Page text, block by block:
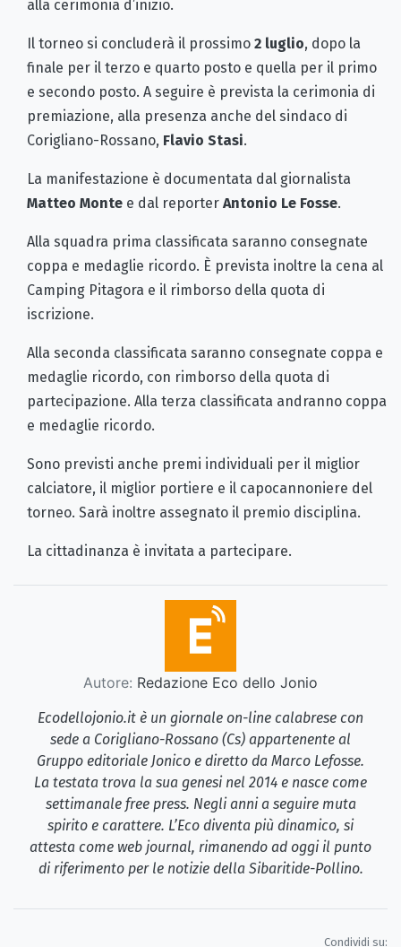
alla cerimonia d’inizio.
Il torneo si concluderà il prossimo 2 luglio, dopo la
finale per il terzo e quarto posto e quella per il primo
e secondo posto. A seguire è prevista la cerimonia di
premiazione, alla presenza anche del sindaco di
Corigliano-Rossano, Flavio Stasi.
La manifestazione è documentata dal giornalista
Matteo Monte e dal reporter Antonio Le Fosse.
Alla squadra prima classificata saranno consegnate
coppa e medaglie ricordo. È prevista inoltre la cena al
Camping Pitagora e il rimborso della quota di
iscrizione.
Alla seconda classificata saranno consegnate coppa e
medaglie ricordo, con rimborso della quota di
partecipazione. Alla terza classificata andranno coppa
e medaglie ricordo.
Sono previsti anche premi individuali per il miglior
calciatore, il miglior portiere e il capocannoniere del
torneo. Sarà inoltre assegnato il premio disciplina.
La cittadinanza è invitata a partecipare.
Autore: Redazione Eco dello Jonio
Ecodellojonio.it è un giornale on-line calabrese con
sede a Corigliano-Rossano (Cs) appartenente al
Gruppo editoriale Jonico e diretto da Marco Lefosse.
La testata trova la sua genesi nel 2014 e nasce come
settimanale free press. Negli anni a seguire muta
spirito e carattere. L’Eco diventa più dinamico, si
attesta come web journal, rimanendo ad oggi il punto
di riferimento per le notizie della Sibaritide-Pollino.
Condividi su: